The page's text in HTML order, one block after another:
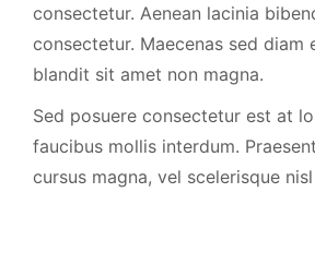
consectetur. Aenean lacinia
consectetur. Maecenas sed diam
blandit sit amet non magna.
Sed posuere consectetur est at
faucibus mollis interdum.
cursus magna, vel scelerisque